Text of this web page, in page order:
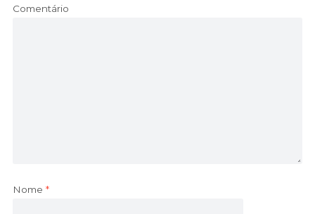
Comentário
Nome *